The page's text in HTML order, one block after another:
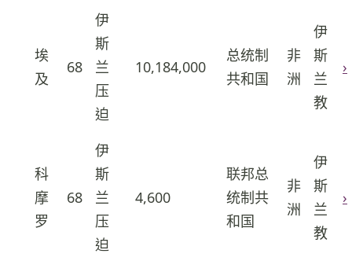
埃
及
68
伊
斯
兰
压
迫
10,184,000
总统制
共和国
非
洲
伊
斯
兰
教
›
科
摩
罗
68
伊
斯
兰
压
迫
4,600
联邦总
统制共
和国
非
洲
伊
斯
兰
教
›